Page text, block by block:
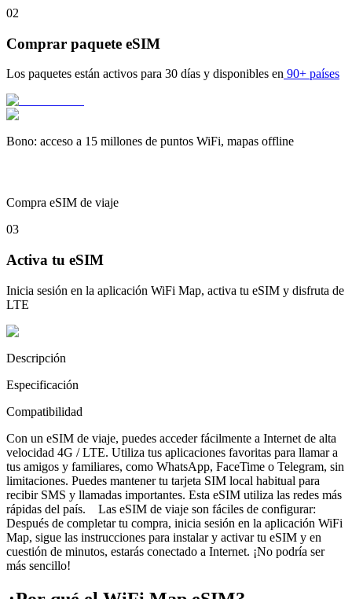
02
Comprar paquete eSIM
Los paquetes están activos para 30 días y disponibles en 90+ países
Bono: acceso a 15 millones de puntos WiFi, mapas offline
Compra eSIM de viaje
03
Activa tu eSIM
Inicia sesión en la aplicación WiFi Map, activa tu eSIM y disfruta de
LTE
Descripción
Especificación
Compatibilidad
Con un eSIM de viaje, puedes acceder fácilmente a Internet de alta
velocidad 4G / LTE. Utiliza tus aplicaciones favoritas para llamar a
tus amigos y familiares, como WhatsApp, FaceTime o Telegram, sin
limitaciones. Puedes mantener tu tarjeta SIM local habitual para
recibir SMS y llamadas importantes. Esta eSIM utiliza las redes más
rápidas del país. Las eSIM de viaje son fáciles de configurar:
Después de completar tu compra, inicia sesión en la aplicación WiFi
Map, sigue las instrucciones para instalar y activar tu eSIM y en
cuestión de minutos, estarás conectado a Internet. ¡No podría ser
más sencillo!